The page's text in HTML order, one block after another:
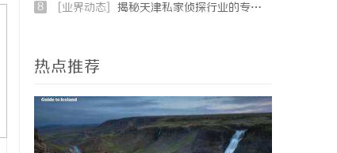
8 [业界动态] 揭秘天津私家侦探行业的专业服务与发展趋势
热点推荐